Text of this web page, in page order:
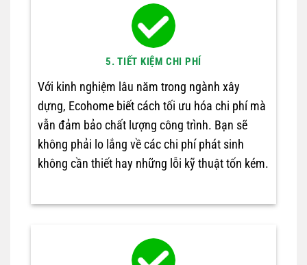
5. TIẾT KIỆM CHI PHÍ
Với kinh nghiệm lâu năm trong ngành xây
dựng, Ecohome biết cách tối ưu hóa chi phí mà
vẫn đảm bảo chất lượng công trình. Bạn sẽ
không phải lo lắng về các chi phí phát sinh
không cần thiết hay những lỗi kỹ thuật tốn kém.